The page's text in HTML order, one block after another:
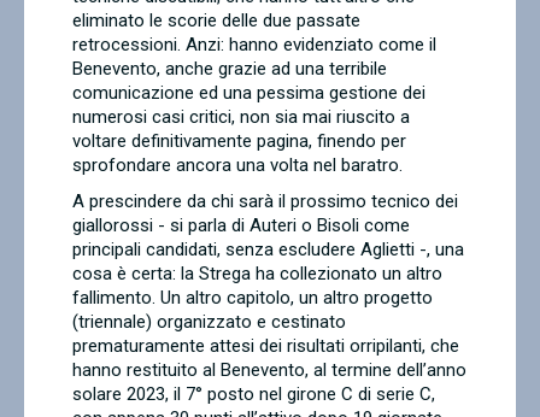
eliminato le scorie delle due passate
retrocessioni. Anzi: hanno evidenziato come il
Benevento, anche grazie ad una terribile
comunicazione ed una pessima gestione dei
numerosi casi critici, non sia mai riuscito a
voltare definitivamente pagina, finendo per
sprofondare ancora una volta nel baratro.
A prescindere da chi sarà il prossimo tecnico dei
giallorossi - si parla di Auteri o Bisoli come
principali candidati, senza escludere Aglietti -, una
cosa è certa: la Strega ha collezionato un altro
fallimento. Un altro capitolo, un altro progetto
(triennale) organizzato e cestinato
prematuramente attesi dei risultati orripilanti, che
hanno restituito al Benevento, al termine dell’anno
solare 2023, il 7° posto nel girone C di serie C,